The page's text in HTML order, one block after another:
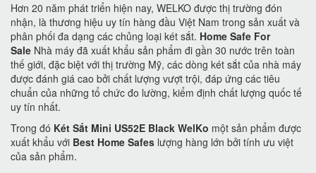
Hơn 20 năm phát triển hiện nay, WELKO được thị trường đón
nhận, là thương hiệu uy tín hàng đầu Việt Nam trong sản xuất và
phân phối đa dạng các chủng loại két sắt. Home Safe For
Sale Nhà máy đã xuất khẩu sản phẩm đi gần 30 nước trên toàn
thế giới, đặc biệt với thị trường Mỹ, các dòng két sắt của nhà máy
được đánh giá cao bởi chất lượng vượt trội, đáp ứng các tiêu
chuẩn của những tổ chức đo lường, kiểm định chất lượng quốc tế
uy tín nhất.
Trong đó Két Sắt Mini US52E Black WelKo một sản phẩm được
xuất khẩu với Best Home Safes lượng hàng lớn bởi tính ưu việt
của sản phẩm.